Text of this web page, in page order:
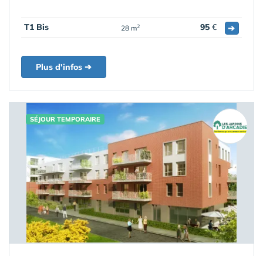
T1 Bis 28 m2 95 € ➔
Plus d'infos ➔
SÉJOUR TEMPORAIRE